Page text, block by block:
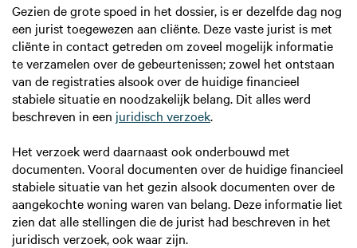
Gezien de grote spoed in het dossier, is er dezelfde dag nog
een jurist toegewezen aan cliënte. Deze vaste jurist is met
cliënte in contact getreden om zoveel mogelijk informatie
te verzamelen over de gebeurtenissen; zowel het ontstaan
van de registraties alsook over de huidige financieel
stabiele situatie en noodzakelijk belang. Dit alles werd
beschreven in een juridisch verzoek.
Het verzoek werd daarnaast ook onderbouwd met
documenten. Vooral documenten over de huidige financieel
stabiele situatie van het gezin alsook documenten over de
aangekochte woning waren van belang. Deze informatie liet
zien dat alle stellingen die de jurist had beschreven in het
juridisch verzoek, ook waar zijn.